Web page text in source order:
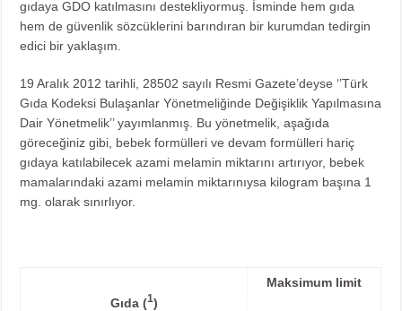
gıdaya GDO katılmasını destekliyormuş. İsminde hem gıda
hem de güvenlik sözcüklerini barındıran bir kurumdan tedirgin
edici bir yaklaşım.
19 Aralık 2012 tarihli, 28502 sayılı Resmi Gazete’deyse ‘’Türk
Gıda Kodeksi Bulaşanlar Yönetmeliğinde Değişiklik Yapılmasına
Dair Yönetmelik’’ yayımlanmış. Bu yönetmelik, aşağıda
göreceğiniz gibi, bebek formülleri ve devam formülleri hariç
gıdaya katılabilecek azami melamin miktarını artırıyor, bebek
mamalarındaki azami melamin miktarınıysa kilogram başına 1
mg. olarak sınırlıyor.
Gıda (1)
Maksimum limit